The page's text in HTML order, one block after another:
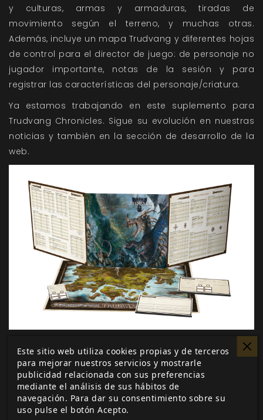
y culturas, armas y armaduras, tiradas de
movimiento según el terreno, y muchas otras.
Además, incluye un mapa Trudvang y diferentes hojas
de control para el director de juego: de personaje no
jugador importante, notas de la sesión y para
registrar las características del personaje/criatura.
Ya estamos trabajando en este suplemento para
Trudvang Chronicles. Sigue su evolución en nuestras
noticias y también en la sección de desarrollo de la
web.
Me gusta esto
Este sitio web utiliza cookies propias y de terceros
para mejorar nuestros servicios y mostrarle
publicidad relacionada con sus preferencias
mediante el análisis de sus hábitos de
navegación. Para dar su consentimiento sobre su
uso pulse el botón Acepto.